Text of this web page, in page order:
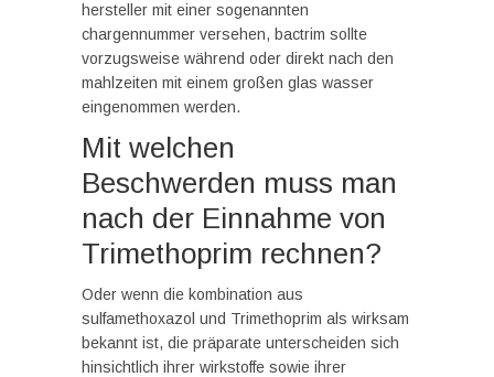
hersteller mit einer sogenannten
chargennummer versehen, bactrim sollte
vorzugsweise während oder direkt nach den
mahlzeiten mit einem großen glas wasser
eingenommen werden.
Mit welchen
Beschwerden muss man
nach der Einnahme von
Trimethoprim rechnen?
Oder wenn die kombination aus
sulfamethoxazol und Trimethoprim als wirksam
bekannt ist, die präparate unterscheiden sich
hinsichtlich ihrer wirkstoffe sowie ihrer